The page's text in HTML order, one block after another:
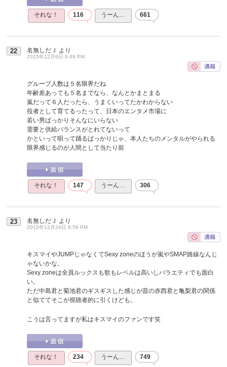
それな！ 116 うーん… 661
22 名無しだＪ より
2015年12月9日 9:49 PM
グループ人数は５名限界だね
年齢差あっても５名までなら、なんとかまとまる
嵐だって６人だったら、うまくいってたかわからない
役者として育てるったって、日本のエンタメ市場に
若い男ばっかりそんなにいらない
需要と供給バランスがとれてないって
かといって唄って踊るばっかりじゃ、本人たちのメンタルがやられる
限界感じるのが人間として当たり前
それな！ 147 うーん… 306
23 名無しだＪ より
2015年12月24日 6:58 PM
キスマイやJUMPじゃなくてSexy zoneのほうが嵐やSMAP路線なんじ
ゃないかな。
Sexy zoneは全員ルックスも歌もレベルは高いしバラエティでも面白
い。
ただ中島君と菊池君のギスギスした感じが昔の赤西君と亀梨君の関係
と似ててそこが視聴者的に引くけども。
こうは言ってますが私はキスマイのファンです笑
それな！ 234 うーん… 749